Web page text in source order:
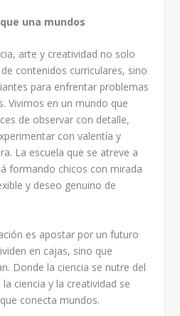
una mundos
arte y creatividad no solo
contenidos curriculares, sino
para enfrentar problemas
Vivimos en un mundo que
de observar con detalle,
con valentía y
La escuela que se atreve a
formando chicos con mirada
y deseo genuino de
es apostar por un futuro
en cajas, sino que
Donde la ciencia se nutre del
ciencia y la creatividad se
conecta mundos.